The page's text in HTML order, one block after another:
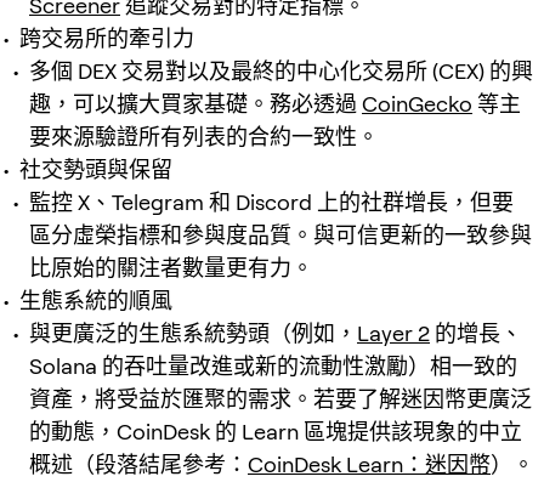
Screener追蹤交易對的特定指標。
跨交易所的牽引力
多個 DEX 交易對以及最終的中心化交易所 (CEX) 的興
趣，可以擴大買家基礎。務必透過 CoinGecko 等主
要來源驗證所有列表的合約一致性。
社交勢頭與保留
監控 X、Telegram 和 Discord 上的社群增長，但要
區分虛榮指標和參與度品質。與可信更新的一致參與
比原始的關注者數量更有力。
生態系統的順風
與更廣泛的生態系統勢頭（例如， Layer 2 的增長、
Solana 的吞吐量改進或新的流動性激勵）相一致的
資產，將受益於匯聚的需求。若要了解迷因幣更廣泛
的動態，CoinDesk 的 Learn 區塊提供該現象的中立
概述（段落結尾參考： CoinDesk Learn：迷因幣）。